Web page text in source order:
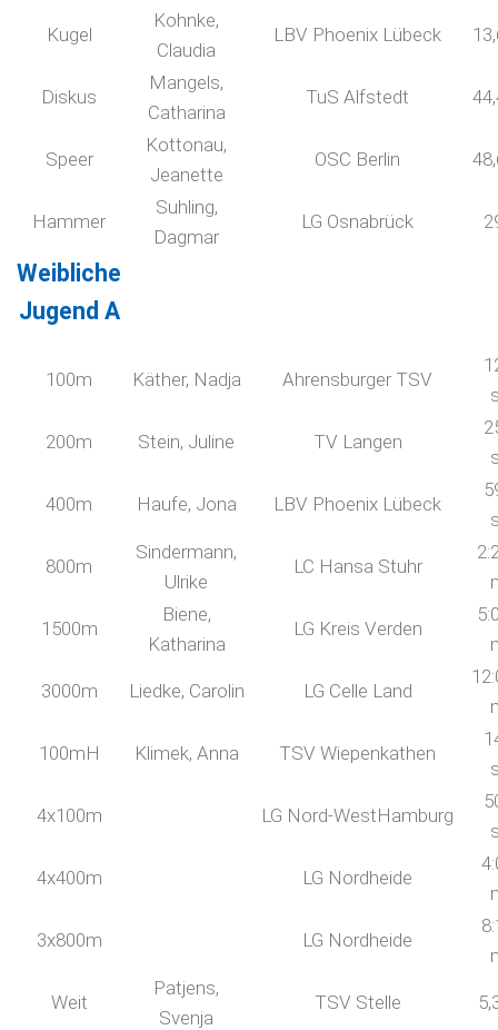
Kugel
Kohnke,
Claudia
LBV Phoenix Lübeck
Diskus
Mangels,
Catharina
TuS Alfstedt
Speer
Kottonau,
Jeanette
OSC Berlin
Hammer
Suhling,
Dagmar
LG Osnabrück
Weibliche
Jugend A
100m Käther, Nadja Ahrensburger TSV
200m Stein, Juline TV Langen
400m Haufe, Jona LBV Phoenix Lübeck
800m
Sindermann,
Ulrike
LC Hansa Stuhr
1500m
Biene,
Katharina
LG Kreis Verden
3000m Liedke, Carolin LG Celle Land
100mH Klimek, Anna TSV Wiepenkathen
4x100m LG Nord-WestHamburg
4x400m LG Nordheide
3x800m LG Nordheide
Weit
Patjens,
Svenja
TSV Stelle